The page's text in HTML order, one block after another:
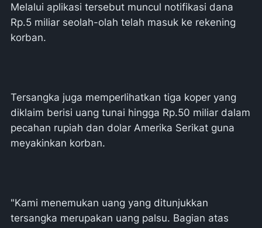
Melalui aplikasi tersebut muncul notifikasi dana
Rp.5 miliar seolah-olah telah masuk ke rekening
korban.
Tersangka juga memperlihatkan tiga koper yang
diklaim berisi uang tunai hingga Rp.50 miliar dalam
pecahan rupiah dan dolar Amerika Serikat guna
meyakinkan korban.
"Kami menemukan uang yang ditunjukkan
tersangka merupakan uang palsu. Bagian atas